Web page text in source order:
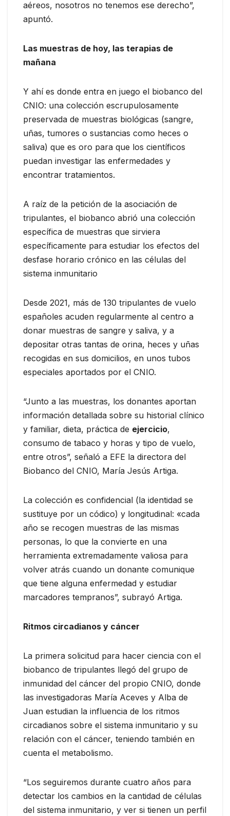
aéreos, nosotros no tenemos ese derecho”,
apuntó.
Las muestras de hoy, las terapias de
mañana
Y ahí es donde entra en juego el biobanco del
CNIO: una colección escrupulosamente
preservada de muestras biológicas (sangre,
uñas, tumores o sustancias como heces o
saliva) que es oro para que los científicos
puedan investigar las enfermedades y
encontrar tratamientos.
A raíz de la petición de la asociación de
tripulantes, el biobanco abrió una colección
específica de muestras que sirviera
específicamente para estudiar los efectos del
desfase horario crónico en las células del
sistema inmunitario
Desde 2021, más de 130 tripulantes de vuelo
españoles acuden regularmente al centro a
donar muestras de sangre y saliva, y a
depositar otras tantas de orina, heces y uñas
recogidas en sus domicilios, en unos tubos
especiales aportados por el CNIO.
“Junto a las muestras, los donantes aportan
información detallada sobre su historial clínico
y familiar, dieta, práctica de ejercicio,
consumo de tabaco y horas y tipo de vuelo,
entre otros”, señaló a EFE la directora del
Biobanco del CNIO, María Jesús Artiga.
La colección es confidencial (la identidad se
sustituye por un códico) y longitudinal: «cada
año se recogen muestras de las mismas
personas, lo que la convierte en una
herramienta extremadamente valiosa para
volver atrás cuando un donante comunique
que tiene alguna enfermedad y estudiar
marcadores tempranos”, subrayó Artiga.
Ritmos circadianos y cáncer
La primera solicitud para hacer ciencia con el
biobanco de tripulantes llegó del grupo de
inmunidad del cáncer del propio CNIO, donde
las investigadoras María Aceves y Alba de
Juan estudian la influencia de los ritmos
circadianos sobre el sistema inmunitario y su
relación con el cáncer, teniendo también en
cuenta el metabolismo.
“Los seguiremos durante cuatro años para
detectar los cambios en la cantidad de células
del sistema inmunitario, y ver si tienen un perfil